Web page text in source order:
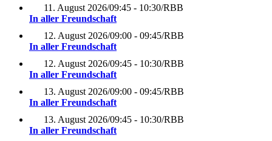
11. August 2026/09:45 - 10:30/RBB
In aller Freundschaft
12. August 2026/09:00 - 09:45/RBB
In aller Freundschaft
12. August 2026/09:45 - 10:30/RBB
In aller Freundschaft
13. August 2026/09:00 - 09:45/RBB
In aller Freundschaft
13. August 2026/09:45 - 10:30/RBB
In aller Freundschaft